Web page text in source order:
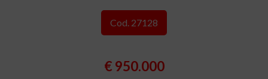
Cod. 27128
€ 950.000